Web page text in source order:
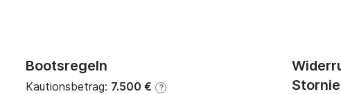
Bootsregeln
Kautionsbetrag: 7.500 € ?